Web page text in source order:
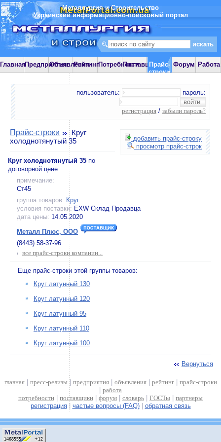
Металлургия и Строительство
Украинский информационно-поисковый портал
ГлавнаяПредприятияОбъявления
РейтингПотребностиПоставщики
Прайс-
строки
Форум Работа
пользователь: пароль:
регистрация / забыли пароль?
добавить прайс-строку
просмотр прайс-строк
Прайс-строки
Круг
холоднотянутый 35
Круг холоднотянутый 35 по
договорной цене
примечание:
Ст45
группа товаров: Круг
условия поставки: EXW Склад Продавца
дата цены: 14.05.2020
Металл Плюс, ООО
(8443) 58-37-96
все прайс-строки компании...
Еще прайс-строки этой группы товаров:
Круг латунный 130
Круг латунный 120
Круг латунный 95
Круг латунный 110
Круг латунный 100
Вернуться
главная| пресс-релизы | предприятия| объявления| рейтинг| прайс-строки
работа
потребности
поставщики форум словарь ГОСТы
партнеры
регистрация| частые вопросы (FAQ)| обратная связь